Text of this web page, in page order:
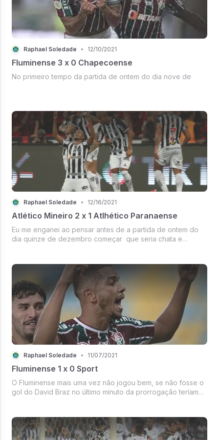
Raphael Soledade • 12/10/2021
Fluminense 3 x 0 Chapecoense
No primeiro tempo da partida de ontem do dia nove de
Raphael Soledade • 12/16/2021
Atlético Mineiro 2 x 1 Atlhético Paranaense
Eu me enganei ao pensar antes de a partida de ontem do
dia quinze de dezembro começar que seria chata e
tendo em vista que os centr...
Raphael Soledade • 11/07/2021
Fluminense 1 x 0 Sport
O Fluminense mais uma vez não jogou bem, se não fosse o
gol do David Braz no último minuto da prorrogação teríamos
impedimento. O Spo...